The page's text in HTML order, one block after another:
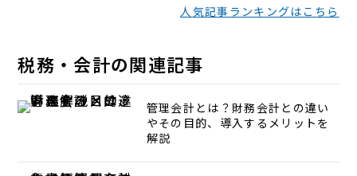
人気記事ランキングはこちら
税務・会計の関連記事
管理会計とは？財務会計との違い
やその目的、導入するメリットを
解説